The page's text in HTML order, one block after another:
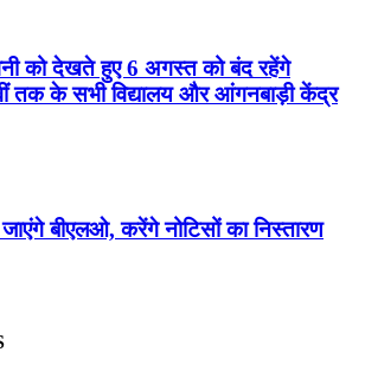
को देखते हुए 6 अगस्त को बंद रहेंगे
तक के सभी विद्यालय और आंगनबाड़ी केंद्र
जाएंगे बीएलओ, करेंगे नोटिसों का निस्तारण